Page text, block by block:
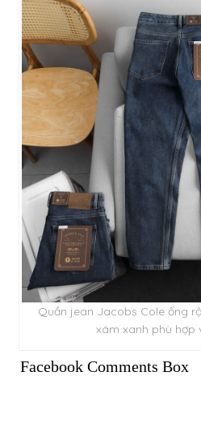
Quần jean Jacobs Cole ống
xám xanh phù hợp
Facebook Comments Box